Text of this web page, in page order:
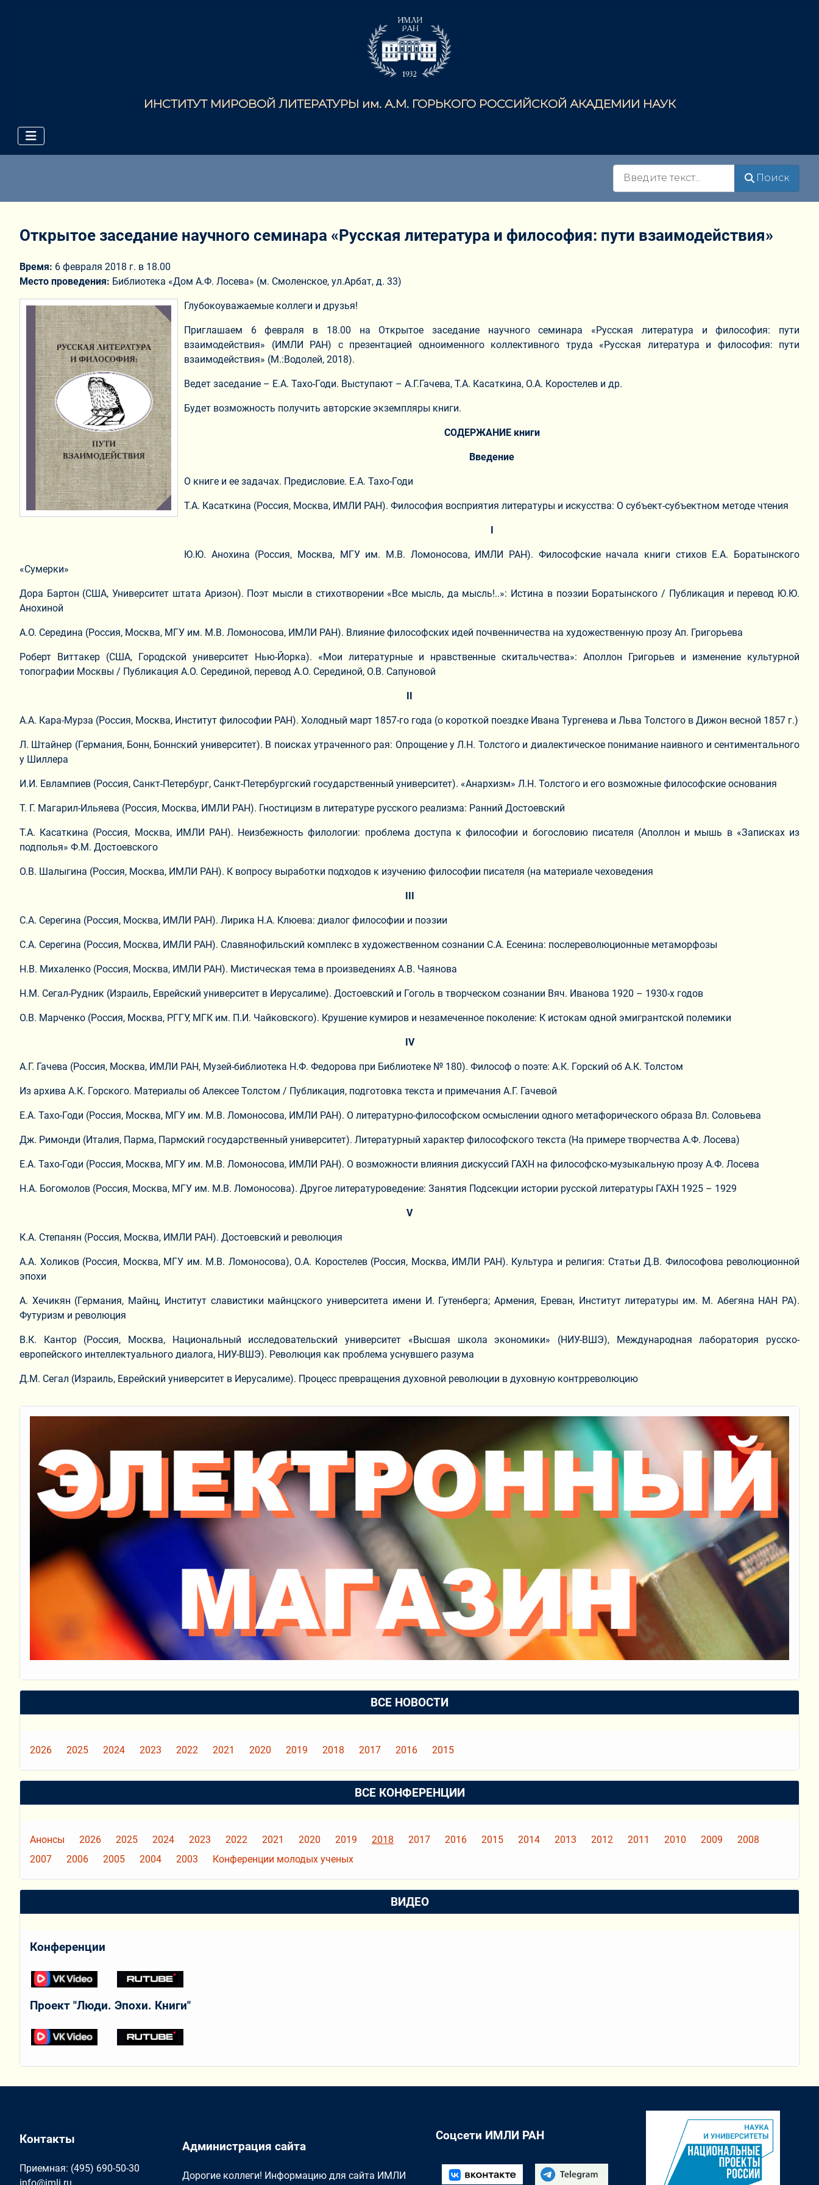
ИНСТИТУТ МИРОВОЙ ЛИТЕРАТУРЫ им. А.М. ГОРЬКОГО РОССИЙСКОЙ АКАДЕМИИ НАУК
Поиск
Открытое заседание научного семинара «Русская литература и философия: пути взаимодействия»
Время: 6 февраля 2018 г. в 18.00
Место проведения: Библиотека «Дом А.Ф. Лосева» (м. Смоленское, ул.Арбат, д. 33)
Глубокоуважаемые коллеги и друзья!
Приглашаем 6 февраля в 18.00 на Открытое заседание научного семинара «Русская литература и философия: пути
взаимодействия» (ИМЛИ РАН) с презентацией одноименного коллективного труда «Русская литература и философия: пути
взаимодействия» (М.:Водолей, 2018).
Ведет заседание – Е.А. Тахо-Годи. Выступают – А.Г.Гачева, Т.А. Касаткина, О.А. Коростелев и др.
Будет возможность получить авторские экземпляры книги.
СОДЕРЖАНИЕ книги
Введение
О книге и ее задачах. Предисловие. Е.А. Тахо-Годи
Т.А. Касаткина (Россия, Москва, ИМЛИ РАН). Философия восприятия литературы и искусства: О субъект-субъектном методе чтения
Ю.Ю. Анохина (Россия, Москва, МГУ им. М.В. Ломоносова, ИМЛИ РАН). Философские начала книги стихов Е.А. Боратынского
«Сумерки»
Дора Бартон (США, Университет штата Аризон). Поэт мысли в стихотворении «Все мысль, да мысль!..»: Истина в поэзии Боратынского / Публикация и перевод Ю.Ю.
Анохиной
А.О. Середина (Россия, Москва, МГУ им. М.В. Ломоносова, ИМЛИ РАН). Влияние философских идей почвенничества на художественную прозу Ап. Григорьева
Роберт Виттакер (США, Городской университет Нью-Йорка). «Мои литературные и нравственные скитальчества»: Аполлон Григорьев и изменение культурной
топографии Москвы / Публикация А.О. Серединой, перевод А.О. Серединой, О.В. Сапуновой
А.А. Кара-Мурза (Россия, Москва, Институт философии РАН). Холодный март 1857-го года (о короткой поездке Ивана Тургенева и Льва Толстого в Дижон весной 1857 г.)
Л. Штайнер (Германия, Бонн, Боннский университет). В поисках утраченного рая: Опрощение у Л.Н. Толстого и диалектическое понимание наивного и сентиментального
у Шиллера
И.И. Евлампиев (Россия, Санкт-Петербург, Санкт-Петербургский государственный университет). «Анархизм» Л.Н. Толстого и его возможные философские основания
Т. Г. Магарил-Ильяева (Россия, Москва, ИМЛИ РАН). Гностицизм в литературе русского реализма: Ранний Достоевский
Т.А. Касаткина (Россия, Москва, ИМЛИ РАН). Неизбежность филологии: проблема доступа к философии и богословию писателя (Аполлон и мышь в «Записках из
подполья» Ф.М. Достоевского
О.В. Шалыгина (Россия, Москва, ИМЛИ РАН). К вопросу выработки подходов к изучению философии писателя (на материале чеховедения
С.А. Серегина (Россия, Москва, ИМЛИ РАН). Лирика Н.А. Клюева: диалог философии и поэзии
С.А. Серегина (Россия, Москва, ИМЛИ РАН). Славянофильский комплекс в художественном сознании С.А. Есенина: послереволюционные метаморфозы
Н.В. Михаленко (Россия, Москва, ИМЛИ РАН). Мистическая тема в произведениях А.В. Чаянова
Н.М. Сегал-Рудник (Израиль, Еврейский университет в Иерусалиме). Достоевский и Гоголь в творческом сознании Вяч. Иванова 1920 – 1930-х годов
О.В. Марченко (Россия, Москва, РГГУ, МГК им. П.И. Чайковского). Крушение кумиров и незамеченное поколение: К истокам одной эмигрантской полемики
IV
А.Г. Гачева (Россия, Москва, ИМЛИ РАН, Музей-библиотека Н.Ф. Федорова при Библиотеке № 180). Философ о поэте: А.К. Горский об А.К. Толстом
Из архива А.К. Горского. Материалы об Алексее Толстом / Публикация, подготовка текста и примечания А.Г. Гачевой
Е.А. Тахо-Годи (Россия, Москва, МГУ им. М.В. Ломоносова, ИМЛИ РАН). О литературно-философском осмыслении одного метафорического образа Вл. Соловьева
Дж. Римонди (Италия, Парма, Пармский государственный университет). Литературный характер философского текста (На примере творчества А.Ф. Лосева)
Е.А. Тахо-Годи (Россия, Москва, МГУ им. М.В. Ломоносова, ИМЛИ РАН). О возможности влияния дискуссий ГАХН на философско-музыкальную прозу А.Ф. Лосева
Н.А. Богомолов (Россия, Москва, МГУ им. М.В. Ломоносова). Другое литературоведение: Занятия Подсекции истории русской литературы ГАХН 1925 – 1929
V
К.А. Степанян (Россия, Москва, ИМЛИ РАН). Достоевский и революция
А.А. Холиков (Россия, Москва, МГУ им. М.В. Ломоносова), О.А. Коростелев (Россия, Москва, ИМЛИ РАН). Культура и религия: Статьи Д.В. Философова революционной
эпохи
А. Хечикян (Германия, Майнц, Институт славистики майнцского университета имени И. Гутенберга; Армения, Ереван, Институт литературы им. М. Абегяна НАН РА).
Футуризм и революция
В.К. Кантор (Россия, Москва, Национальный исследовательский университет «Высшая школа экономики» (НИУ-ВШЭ), Международная лаборатория русско-
европейского интеллектуального диалога, НИУ-ВШЭ). Революция как проблема уснувшего разума
Д.М. Сегал (Израиль, Еврейский университет в Иерусалиме). Процесс превращения духовной революции в духовную контрреволюцию
ВСЕ НОВОСТИ
2026 2025 2024 2023 2022 2021 2020 2019 2018 2017 2016 2015
ВСЕ КОНФЕРЕНЦИИ
Анонсы 2026 2025 2024 2023 2022 2021 2020 2019 2018 2017 2016 2015 2014 2013 2012 2011 2010 2009
2008
2007
2006 2005 2004 2003 Конференции молодых ученых
ВИДЕО
Конференции
Проект "Люди. Эпохи. Книги"
Контакты
Приемная: (495) 690-50-30
Администрация сайта
Дорогие коллеги! Информацию для сайта ИМЛИ
Соцсети ИМЛИ РАН